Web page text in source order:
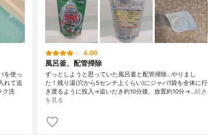
を使っ
れて追
ク洗
4.00
風呂釜、配管掃除
ずっとしようと思っていた風呂釜と配管掃除…やりまし
た！残り湯(穴から5センチ上くらい)にジャバ1袋を全体に行
き渡るように投入→追いだき約10分後、放置約10分→…続き
を見る